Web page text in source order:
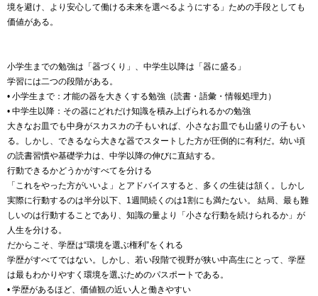
境を避け、より安心して働ける未来を選べるようにする」ための手段としても
価値がある。
小学生までの勉強は「器づくり」、中学生以降は「器に盛る」
学習には二つの段階がある。
• 小学生まで：才能の器を大きくする勉強（読書・語彙・情報処理力）
• 中学生以降：その器にどれだけ知識を積み上げられるかの勉強
大きなお皿でも中身がスカスカの子もいれば、小さなお皿でも山盛りの子もい
る。しかし、できるなら大きな器でスタートした方が圧倒的に有利だ。幼い頃
の読書習慣や基礎学力は、中学以降の伸びに直結する。
行動できるかどうかがすべてを分ける
「これをやった方がいいよ」とアドバイスすると、多くの生徒は頷く。しかし
実際に行動するのは半分以下、1週間続くのは1割にも満たない。 結局、最も難
しいのは行動することであり、知識の量より「小さな行動を続けられるか」が
人生を分ける。
だからこそ、学歴は“環境を選ぶ権利”をくれる
学歴がすべてではない。しかし、若い段階で視野が狭い中高生にとって、学歴
は最もわかりやすく環境を選ぶためのパスポートである。
• 学歴があるほど、価値観の近い人と働きやすい